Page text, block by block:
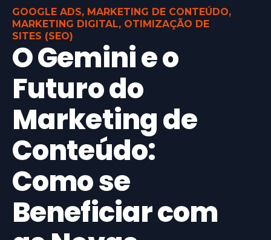
GOOGLE ADS, MARKETING DE CONTEÚDO,
MARKETING DIGITAL, OTIMIZAÇÃO DE
SITES (SEO)
O Gemini e o
Futuro do
Marketing de
Conteúdo:
Como se
Beneficiar com